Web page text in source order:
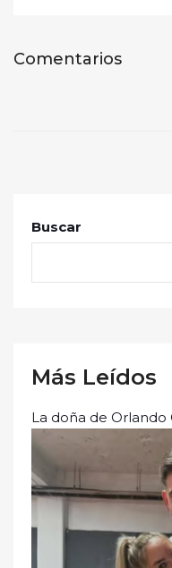
Comentarios
Buscar
Más Leídos
La doña de